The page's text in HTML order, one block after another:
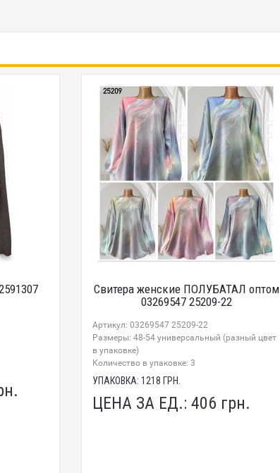
Свитера женские ПОЛУБАТАЛ оптом
03269547 25209-22
Артикул: 03269547 25209-22
Размеры: 48-54 универсальный (разный цвет
в упаковке)
Количество в упаковке: 3
УПАКОВКА: 1218 ГРН.
ЦЕНА ЗА ЕД.: 406 грн.